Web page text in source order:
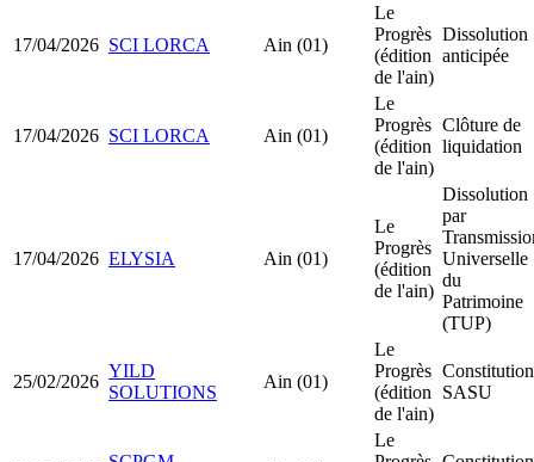
17/04/2026 SCI LORCA Ain (01)
Le
Progrès
(édition
de l'ain)
Dissolution
anticipée
17/04/2026 SCI LORCA Ain (01)
Le
Progrès
(édition
de l'ain)
Clôture de
liquidation
17/04/2026 ELYSIA Ain (01)
Le
Progrès
(édition
de l'ain)
Dissolution
par
Universelle
du
Patrimoine
(TUP)
25/02/2026
YILD
SOLUTIONS
Ain (01)
Le
Progrès
(édition
de l'ain)
Constitution
SASU
Le